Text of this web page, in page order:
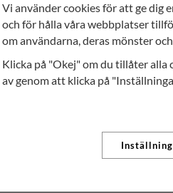
Vi använder cookies för att ge dig
och för hålla våra webbplatser
om användarna, deras mönster
Klicka på "Okej" om du tillåter alla
av genom att klicka på